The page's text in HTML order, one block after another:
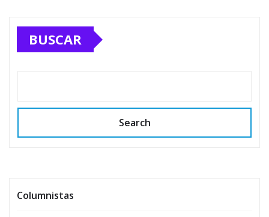
de
entradas
BUSCAR
Search
Columnistas